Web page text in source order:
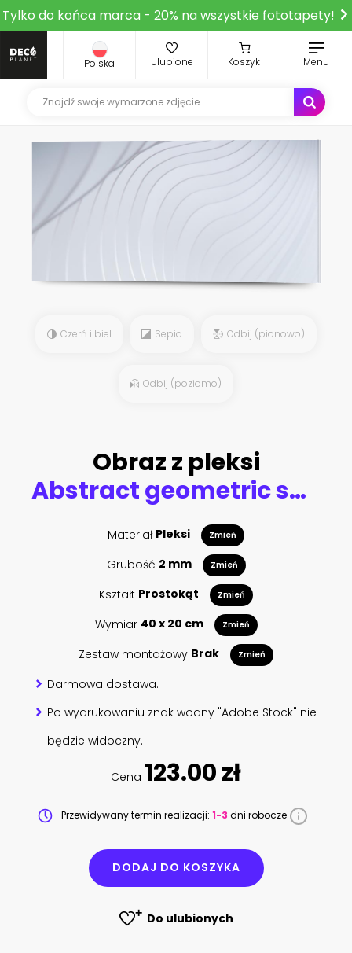
Tylko do końca marca - 20% na wszystkie fototapety!
Polska Ulubione Koszyk Menu
Czerń i biel Sepia Odbij (pionowo)
Odbij (poziomo)
Obraz z pleksi
Abstract geometric shape technology digital hi tech concept background. Space for your text
Materiał Pleksi Zmień
Grubość 2 mm Zmień
Kształt Prostokąt Zmień
Wymiar 40 x 20 cm Zmień
Zestaw montażowy Brak Zmień
Darmowa dostawa.
Po wydrukowaniu znak wodny "Adobe Stock" nie
będzie widoczny.
Cena 123.00 zł
Przewidywany termin realizacji: 1-3 dni robocze
DODAJ DO KOSZYKA
Do ulubionych